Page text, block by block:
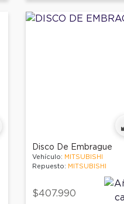
Disco De Embrague
Vehículo: MITSUBISHI
Repuesto: MITSUBISHI
$407.990